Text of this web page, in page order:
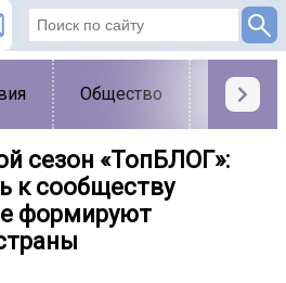
Общество Власть
сезон «ТопБЛОГ»:
к сообществу
формируют